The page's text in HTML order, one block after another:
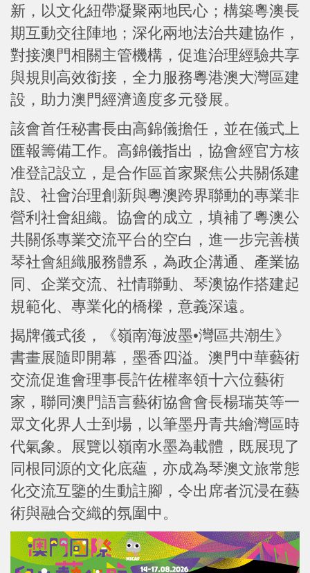
新，以文化紐帶凝聚兩地民心；構築粵澳長
期互動交往陣地；深化兩地法治共建協作，
對接澳門相關主管機構，促進治理經驗共享
與規則高效銜接，全力服務粵港澳大灣區建
設，助力澳門經濟適度多元發展。
該會首任秘書長由高錦儀擔任，並在儀式上
匯報籌備工作。高錦儀指出，協會經官方核
准登記設立，是合作區首家聚焦公共關係建
設、社會治理創新與粵澳跨界聯動的專業非
營利社會組織。協會的成立，填補了粵澳公
共關係專業交流平台的空白，進一步完善橫
琴社會組織服務體系，為政企溝通、產業協
同、企業交流、社情聯動、琴澳協作搭建起
規範化、專業化的橋樑，意義深遠。
揭牌儀式後，《嶺南海波墨•灣區共潮生》
書畫展隨即開幕，墨香四溢。澳門中華藝術
交流促進會理事長許佐權率領十六位藝術
家，聯同澳門語言藝術協會會長楊瑞英等一
眾文化界人士到場，以筆墨丹青共繪灣區時
代氣象。展覽以嶺南水墨為載體，既展現了
同根同源的文化底蘊，亦成為琴澳文旅常態
化交流互鑒的生動註腳，令出席者沉浸在藝
術與融合交織的氛圍中。